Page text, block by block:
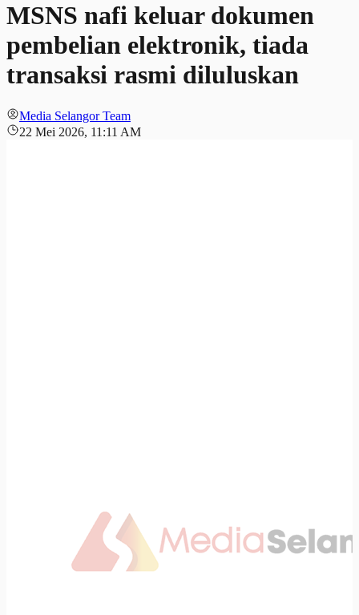
MSNS nafi keluar dokumen
pembelian elektronik, tiada
transaksi rasmi diluluskan
Media Selangor Team
22 Mei 2026, 11:11 AM